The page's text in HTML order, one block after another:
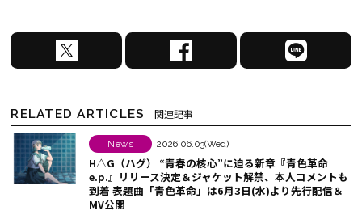
X
で
ア
る
F
a
b
o
o
k
L
I
ェ
ア
RELATED ARTICLES 関連記事
News 2026.06.03(Wed)
H△G（ハグ） “青春の核心”に迫る新章『青色革命
e.p.』リリース決定＆ジャケット解禁、本人コメントも
到着 表題曲「青色革命」は6月3日(水)より先行配信＆
MV公開